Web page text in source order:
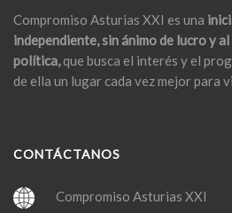
Compromiso Asturias XXI es una
independiente, sin ánimo de lucro y
política,que busca el interés y el
de ella un lugar cada vez mejor para
CONTÁCTANOS
Compromiso Asturias XXI